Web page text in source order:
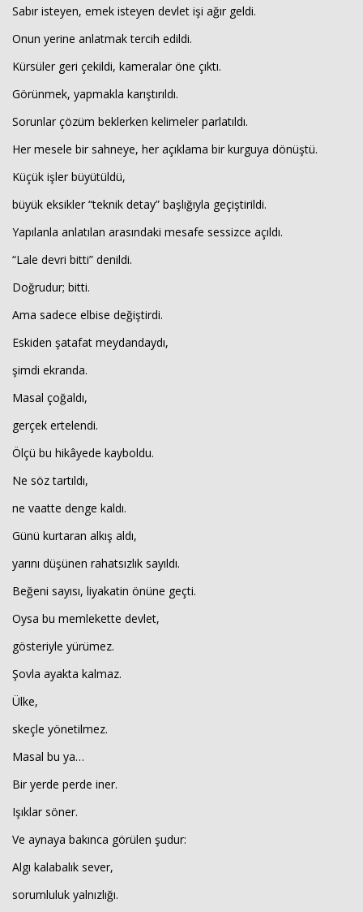
Sabır isteyen, emek isteyen devlet işi ağır geldi.
Onun yerine anlatmak tercih edildi.
Kürsüler geri çekildi, kameralar öne çıktı.
Görünmek, yapmakla karıştırıldı.
Sorunlar çözüm beklerken kelimeler parlatıldı.
Her mesele bir sahneye, her açıklama bir kurguya dönüştü.
Küçük işler büyütüldü,
büyük eksikler “teknik detay” başlığıyla geçiştirildi.
Yapılanla anlatılan arasındaki mesafe sessizce açıldı.
“Lale devri bitti” denildi.
Doğrudur; bitti.
Ama sadece elbise değiştirdi.
Eskiden şatafat meydandaydı,
şimdi ekranda.
Masal çoğaldı,
gerçek ertelendi.
Ölçü bu hikâyede kayboldu.
Ne söz tartıldı,
ne vaatte denge kaldı.
Günü kurtaran alkış aldı,
yarını düşünen rahatsızlık sayıldı.
Beğeni sayısı, liyakatin önüne geçti.
Oysa bu memlekette devlet,
gösteriyle yürümez.
Şovla ayakta kalmaz.
Ülke,
skeçle yönetilmez.
Masal bu ya…
Bir yerde perde iner.
Işıklar söner.
Ve aynaya bakınca görülen şudur:
Algı kalabalık sever,
sorumluluk yalnızlığı.